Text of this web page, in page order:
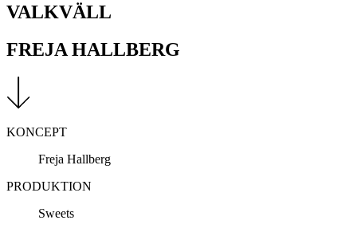
VALKVÄLL
FREJA HALLBERG
KONCEPT
Freja Hallberg
PRODUKTION
Sweets